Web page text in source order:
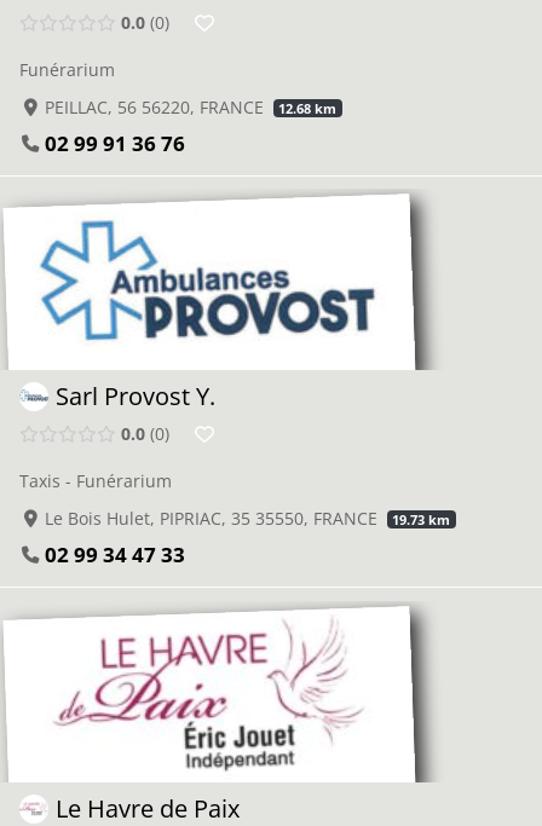
0.0 0
Funérarium
PEILLAC, 56 56220, FRANCE
12.68 km
02 99 91 36 76
Sarl Provost Y.
0.0 0
Taxis - Funérarium
Le Bois Hulet, PIPRIAC, 35 35550, FRANCE
19.73 km
02 99 34 47 33
Le Havre de Paix